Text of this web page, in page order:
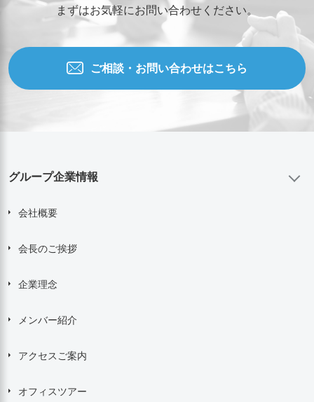
まずはお気軽にお問い合わせください。
ご相談・お問い合わせはこちら
グループ企業情報
会社概要
会長のご挨拶
企業理念
メンバー紹介
アクセスご案内
オフィスツアー